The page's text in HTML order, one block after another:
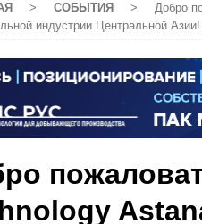
> СОБЫТИЯ >
Добро
индустрии Центральной Азии!